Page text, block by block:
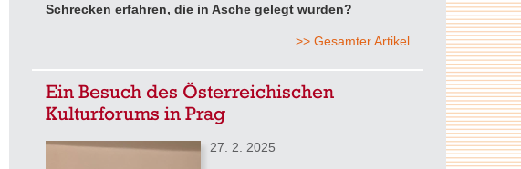
Schrecken erfahren, die in Asche gelegt wurden?
>> Gesamter Artikel
Ein Besuch des Österreichischen
Kulturforums in Prag
27. 2. 2025